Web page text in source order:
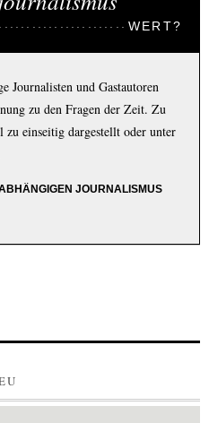
WERT?
Journalisten und Gastautoren
zu den Fragen der Zeit. Zu
zu einseitig dargestellt oder unter
JOURNALISMUS